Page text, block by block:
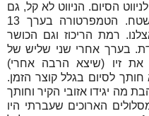
הסיום. הניווט לא קל, גם
מבחינת הניווט וגם מבחינת השטח. הטמפרטורה בערך 13
רמת הריכוז וגם הכושר
יורדת. בערך אחרי שני שליש של
את זיו (שיצא הרבה אחרי)
לסיום בגלל קוצר הזמן.
מה יגידו אזובי הקיר וחותך
הארוכים שעברתי היו